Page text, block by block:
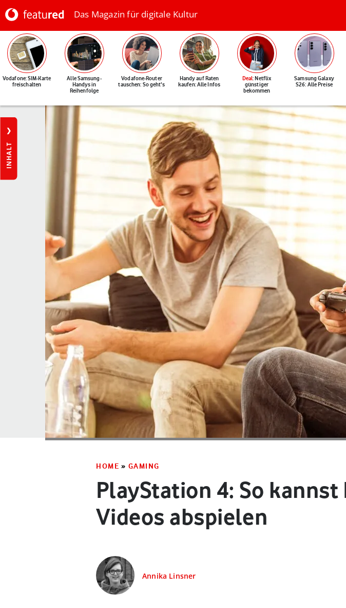
Das Magazin für digitale Kultur
Vodafone: SIM-Karte
freischalten
Alle Samsung-
Handys in
Reihenfolge
Vodafone-Router
tauschen: So geht's
Handy auf Raten
kaufen: Alle Infos
Deal: Netflix
günstiger
bekommen
Samsung Galaxy
S26: Alle Preise
INHALT
HOME » GAMING
PlayStation 4: So
Videos abspielen
Annika Linsner